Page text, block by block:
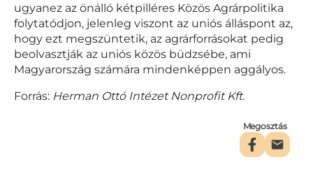
ugyanez az önálló kétpilléres Közös Agrárpolitika
folytatódjon, jelenleg viszont az uniós álláspont az,
hogy ezt megszüntetik, az agrárforrásokat pedig
beolvasztják az uniós közös büdzsébe, ami
Magyarország számára mindenképpen aggályos.
Forrás: Herman Ottó Intézet Nonprofit Kft.
Megosztás